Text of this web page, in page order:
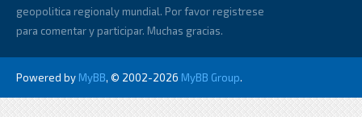
geopolitica regionaly mundial. Por favor registrese
para comentar y participar. Muchas gracias.
Powered by MyBB, © 2002-2026 MyBB Group.